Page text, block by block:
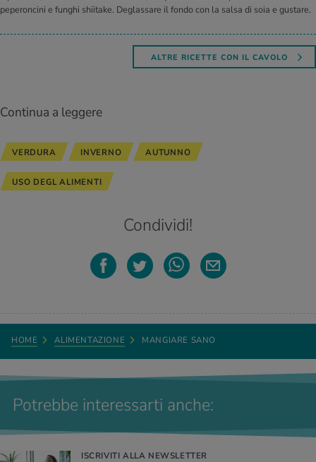
peperoncini e funghi shiitake. Deglassare il fondo con la salsa di soia e gustare.
ALTRE RICETTE CON IL CAVOLO
Continua a leggere
VERDURA INVERNO AUTUNNO
USO DEGL ALIMENTI
Condividi!
HOME ALIMENTAZIONE MANGIARE SANO
Potrebbe interessarti anche:
ISCRIVITI ALLA NEWSLETTER